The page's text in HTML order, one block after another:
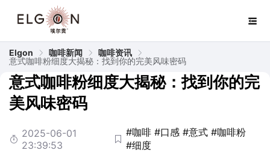
Elgon 咖啡新闻
咖啡资讯
意式咖啡粉细度大揭秘：找到你的完美风味密码
意式咖啡粉细度大揭秘：找到你的完
美风味密码
2025-06-01
23:39:53
#咖啡 #口感 #意式 #咖啡粉
#细度